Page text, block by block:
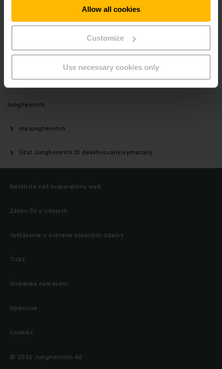
Allow all cookies
Customize
Use necessary cookies only
Máte otázky?
Jungheinrich
myJungheinrich
Účet Jungheinrich ID deaktivovaný/vymazaný
Navštívte náš korporatívny web
Zákon EÚ o údajoch
Vyhlásenie o ochrane osobných údajov
Tiráž
Stredisko nastavení
OpenLine
Cookies
© 2026 Jungheinrich AG